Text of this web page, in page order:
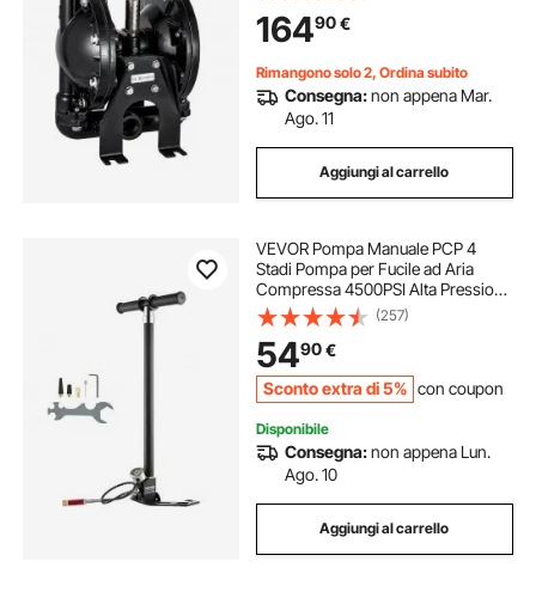
16490€
Rimangono solo 2, Ordina subito
Consegna:non appena Mar.
Ago. 11
Aggiungi al carrello
VEVOR Pompa Manuale PCP 4
Stadi Pompa per Fucile ad Aria
Compressa 4500PSI Alta Pressione
30MPa Manometro Filtro Olio-
Umidità, Acciaio Inox per Pistole ad
Aria Compressa, Bombola
Subacquea, Paintball
(257)
5490€
Sconto extra di 5% con coupon
Disponibile
Consegna:non appena Lun.
Ago. 10
Aggiungi al carrello